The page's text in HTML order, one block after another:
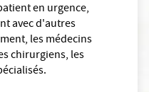
en urgence,
avec d'autres
les médecins
chirurgiens, les